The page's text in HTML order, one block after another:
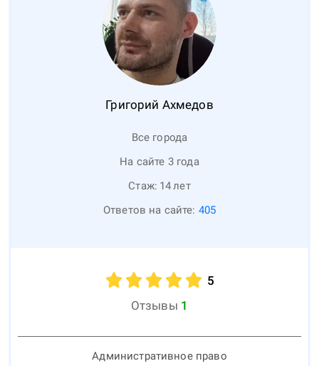
Григорий Ахмедов
Все города
На сайте 3 года
Стаж: 14лет
Ответов на сайте: 405
5
Отзывы 1
Административное право